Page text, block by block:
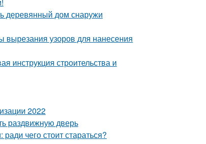
деревянный дом снаружи
узоров для нанесения
инструкция строительства и
2022
раздвижную дверь
чего стоит стараться?